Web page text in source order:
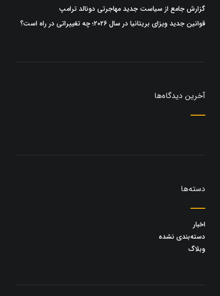
گزارش جامع از سیاست جدید مهاجرتی دونالد ترامپ
قوانین جدید ویزای بریتانیا در سال ۲۰۲۶؛ چه تغییراتی در راه است؟
آخرین دیدگاه‌ها
دسته‌ها
اخبار
دسته‌بندی نشده
وبلاگ